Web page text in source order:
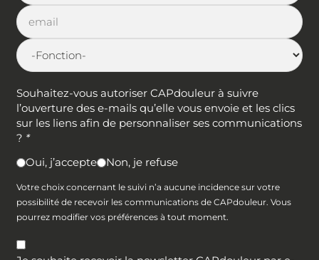
Souhaitez-vous autoriser CAPdouleur à suivre
l’ouverture des e-mails qu’elle vous envoie et les clics
sur les liens afin de personnaliser ses communications
? *
Oui, j’accepte
Non, je refuse
Votre choix concernant le suivi n’a aucune incidence sur votre
possibilité de recevoir les communications de CAPdouleur. Vous
pourrez modifier vos préférences à tout moment.